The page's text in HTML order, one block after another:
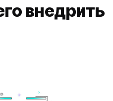
внедрить